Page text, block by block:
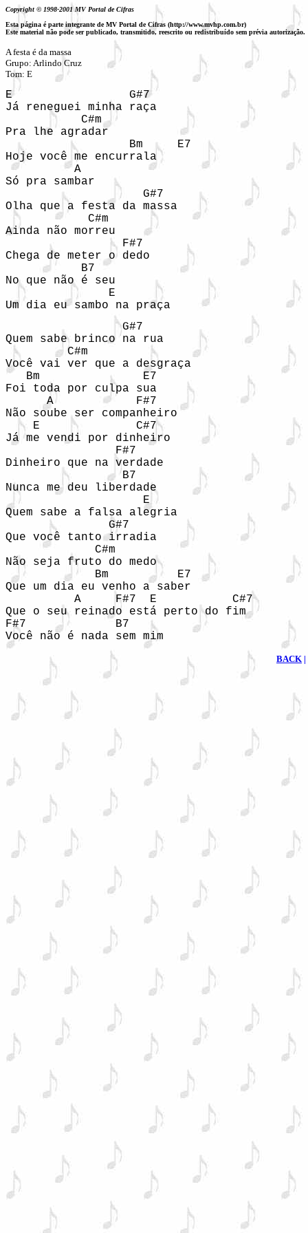
Copyright © 1998-2001 MV Portal de Cifras
Esta página é parte integrante de MV Portal de Cifras (http://www.mvhp.com.br)
Este material não pode ser publicado, transmitido, reescrito ou redistribuído sem prévia autorização.
A festa é da massa
Grupo: Arlindo Cruz
E                 G#7
Já reneguei minha raça
           C#m
Pra lhe agradar
                  Bm     E7
Hoje você me encurrala
          A
Só pra sambar
                    G#7
Olha que a festa da massa
            C#m
Ainda não morreu
                 F#7
Chega de meter o dedo
           B7
No que não é seu
               E
                 G#7
Quem sabe brinco na rua
         C#m
Você vai ver que a desgraça
   Bm               E7
Foi toda por culpa sua
      A            F#7
Não soube ser companheiro
    E              C#7
Já me vendi por dinheiro
                F#7
Dinheiro que na verdade
                 B7
Nunca me deu liberdade
                    E
Quem sabe a falsa alegria
               G#7
Que você tanto irradia
             C#m
Não seja fruto do medo
             Bm          E7
Que um dia eu venho a saber
          A     F#7  E           C#7
Que o seu reinado está perto do fim
F#7             B7
BACK |